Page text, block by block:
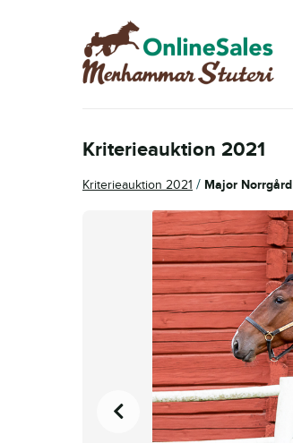
Hoppa
till
navigering
Hoppa
till
innehåll
Kriterieauktion 2021
Kriterieauktion 2021 / Major Norrgård